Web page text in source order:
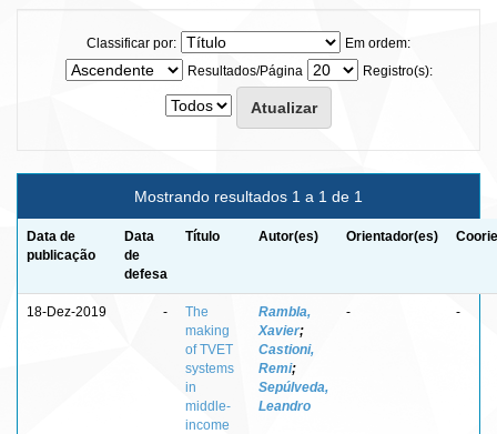
Classificar por:
Em ordem:
Resultados/Página
Registro(s):
Mostrando resultados 1 a 1 de 1
Data de
publicação
Data
de
defesa
Título Autor(es) Orientador(es)
18-Dez-2019 -
The
making
of TVET
systems
in
middle-
income
Rambla,
Xavier;
Castioni,
Remi;
Sepúlveda,
Leandro
- -